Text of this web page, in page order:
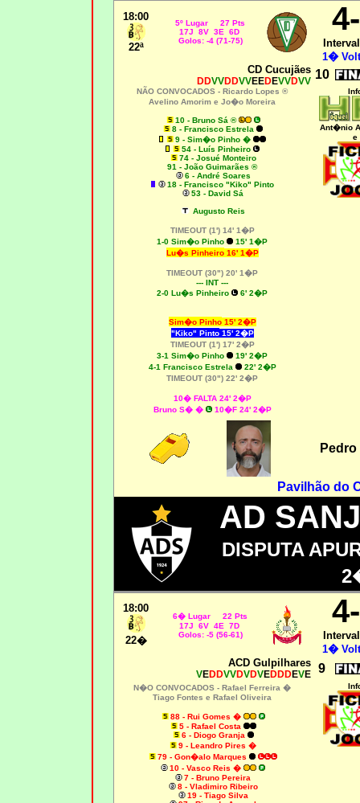
18:00
22ª
5º Lugar 27 Pts
17J 8V 3E 6D
Golos: -4 (71-75)
1�
CD Cucujães
DDVVDDVVEEDEVVDVV 10
NÃO CONVOCADOS - Ricardo Lopes ®
Avelino Amorim e Jo�o Moreira
10 - Bruno Sá ®
8 - Francisco Estrela
9 - Sim�o Pinho �
54 - Luís Pinheiro
74 - Josué Monteiro
91 - João Guimarães ®
6 - André Soares
18 - Francisco "Kiko" Pinto
53 - David Sá
Augusto Reis
TIMEOUT (1') 14' 1�P
1-0 Sim�o Pinho
15' 1�P
Lu�s Pinheiro16' 1�P
TIMEOUT (30") 20' 1�P
--- INT ---
2-0 Lu�s Pinheiro
6' 2�P
Sim�o Pinho15' 2�P
"Kiko" Pinto15' 2�P
TIMEOUT (1') 17' 2�P
3-1 Sim�o Pinho
19' 2�P
4-1 Francisco Estrela
22' 2�P
TIMEOUT (30") 22' 2�P
10� FALTA 24' 2�P
Bruno S� �
10�F 24' 2�P
Ant�nio
e
Pavilhão do
AD
DISPUTA
18:00
22�
6� Lugar 22 Pts
17J 6V 4E 7D
Golos: -5 (56-61)
1�
ACD Gulpilhares
VEDDVVDVDVEDDDEVE 9
N�O CONVOCADOS - Rafael Ferreira �
Tiago Fontes e Rafael Oliveira
88 - Rui Gomes �
5 - Rafael Costa
6 - Diogo Granja
9 - Leandro Pires �
79 - Gon�alo Marques
10 - Vasco Reis �
7 - Bruno Pereira
8 - Vladimiro Ribeiro
19 - Tiago Silva